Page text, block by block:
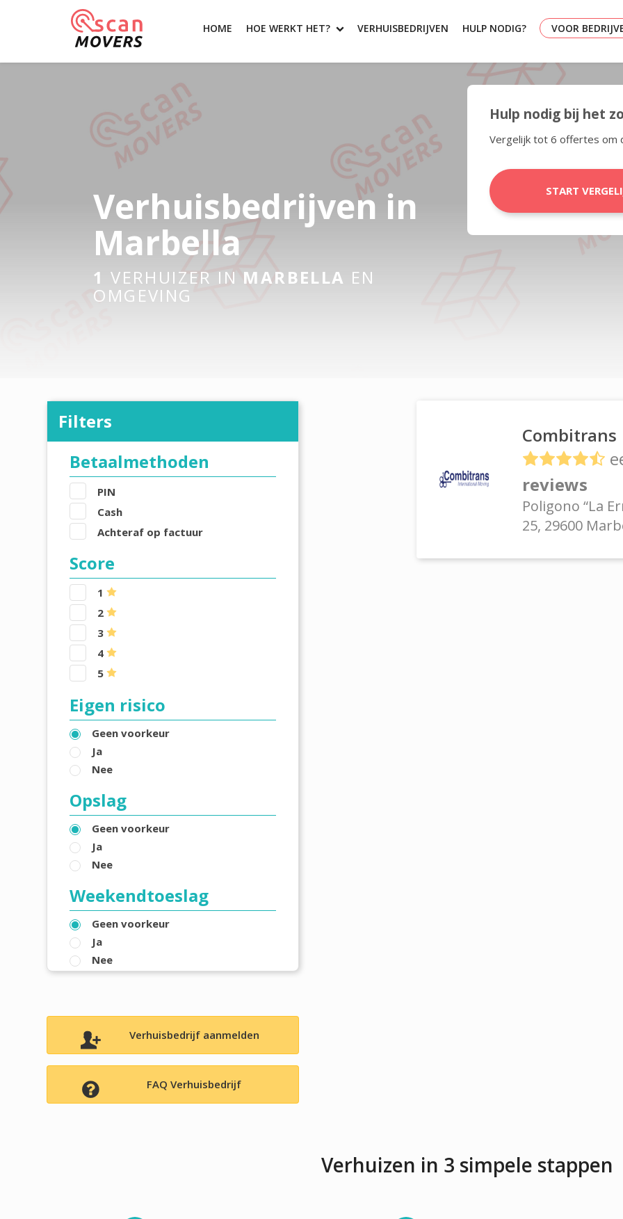
HOME HOE WERKT HET? VERHUISBEDRIJVEN HULP NODIG? VOOR
Verhuisbedrijven in
Marbella
1 VERHUIZER IN MARBELLA EN
OMGEVING
Hulp nodig bij het
Vergelijk tot 6 offertes om
START
Filters
Betaalmethoden
PIN
Cash
Achteraf op factuur
Score
1
2
3
4
5
Eigen risico
Geen voorkeur
Ja
Nee
Opslag
Geen voorkeur
Ja
Nee
Weekendtoeslag
Geen voorkeur
Ja
Nee
Verhuisbedrijf aanmelden
FAQ Verhuisbedrijf
Combitrans
reviews
Poligono “La
25, 29600
Verhuizen in 3 simpele stappen